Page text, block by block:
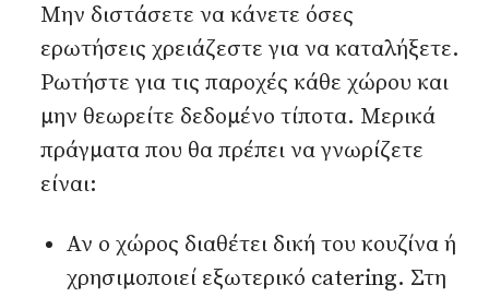
Μην διστάσετε να κάνετε όσες
ερωτήσεις χρειάζεστε για να καταλήξετε.
Ρωτήστε για τις παροχές κάθε χώρου και
μην θεωρείτε δεδομένο τίποτα. Μερικά
πράγματα που θα πρέπει να γνωρίζετε
είναι:
Αν ο χώρος διαθέτει δική του κουζίνα ή
χρησιμοποιεί εξωτερικό catering. Στη